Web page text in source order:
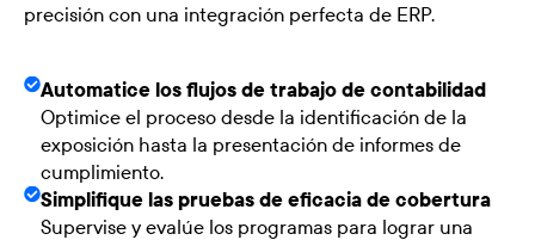
precisión con una integración perfecta de ERP.
Automatice los flujos de trabajo de contabilidad
Optimice el proceso desde la identificación de la
exposición hasta la presentación de informes de
cumplimiento.
Simplifique las pruebas de eficacia de cobertura
Supervise y evalúe los programas para lograr una